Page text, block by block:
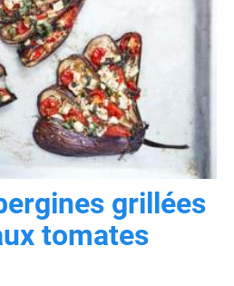
grillées
tomates